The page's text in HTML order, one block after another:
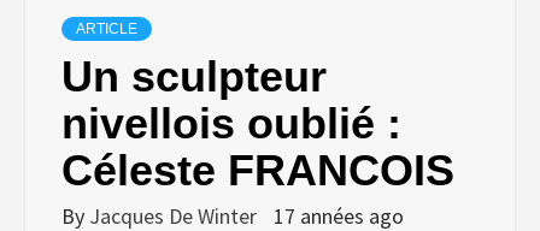
ARTICLE
Un sculpteur
nivellois oublié :
Céleste FRANCOIS
By Jacques De Winter 17 années ago